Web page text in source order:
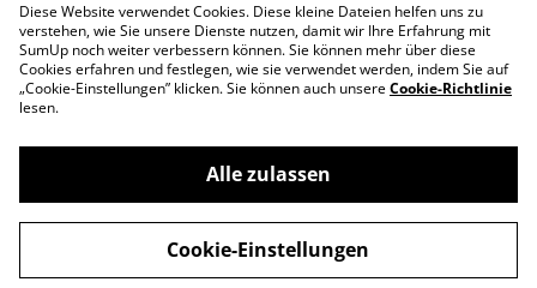
Contact Us
Legal Terms
Privacy Policy
Cookie Policy
©2026Swiss-Edelweiss
powered by
Diese Website verwendet Cookies. Diese kleine Dateien helfen uns zu
verstehen, wie Sie unsere Dienste nutzen, damit wir Ihre Erfahrung mit
SumUp noch weiter verbessern können. Sie können mehr über diese
Cookies erfahren und festlegen, wie sie verwendet werden, indem Sie auf
„Cookie-Einstellungen” klicken. Sie können auch unsereCookie-Richtlinie
lesen.
Alle zulassen
Cookie-Einstellungen